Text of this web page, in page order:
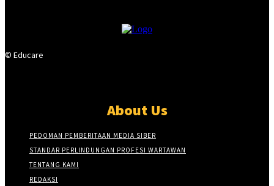
© Educare
About Us
PEDOMAN PEMBERITAAN MEDIA SIBER
STANDAR PERLINDUNGAN PROFESI WARTAWAN
TENTANG KAMI
REDAKSI